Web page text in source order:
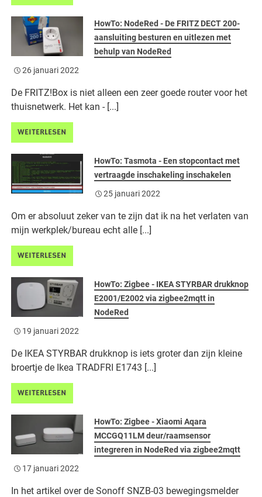
HowTo: NodeRed - De FRITZ DECT 200-
aansluiting besturen en uitlezen met
behulp van NodeRed
26 januari 2022
De FRITZ!Box is niet alleen een zeer goede router voor het
thuisnetwerk. Het kan - [...]
WEITERLESEN
HowTo: Tasmota - Een stopcontact met
vertraagde inschakeling inschakelen
25 januari 2022
Om er absoluut zeker van te zijn dat ik na het verlaten van
mijn werkplek/bureau echt alle [...]
WEITERLESEN
HowTo: Zigbee - IKEA STYRBAR drukknop
E2001/E2002 via zigbee2mqtt in
NodeRed
19 januari 2022
De IKEA STYRBAR drukknop is iets groter dan zijn kleine
broertje de Ikea TRADFRI E1743 [...]
WEITERLESEN
HowTo: Zigbee - Xiaomi Aqara
MCCGQ11LM deur/raamsensor
integreren in NodeRed via zigbee2mqtt
17 januari 2022
In het artikel over de Sonoff SNZB-03 bewegingsmelder